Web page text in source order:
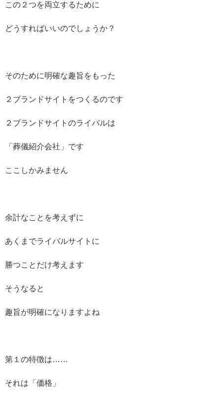
この２つを両立するために
どうすればいいのでしょうか？
そのために明確な趣旨をもった
２ブランドサイトをつくるのです
２ブランドサイトのライバルは
「葬儀紹介会社」です
ここしかみません
余計なことを考えずに
あくまでライバルサイトに
勝つことだけ考えます
そうなると
趣旨が明確になりますよね
第１の特徴は……
それは「価格」